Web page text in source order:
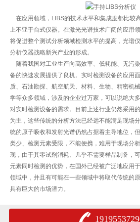
在应用领域，LIBS的技术水平和集成度都比较
上不亚于台式仪器。在激光光谱技术广阔的应用
将促进整个测试分析领域检测水平的提高，光谱
分析仪器战略新兴产业的形成。
随着我国对工业生产向高效率、低耗能、无污
备的快速发展提供了良机。实时检测设备的应用
质、石油勘探、航空航天、材料、生物、精密机
学等众多领域，涉及的企业过万家，可以说绝大
对实时检测设备的需求。目前上述行业仍然采用
为主，这些传统的分析方法已经远不能满足现场
统的原子吸收和发射光谱仍然占据着主导地位，
类少、检测元素受限，不能便携，难用于现场分
现，由于其零试剂消耗、几乎不需要样品制备，
元素同时检测的优势，在国外已经被广泛地应用
领域中，并且有可能在一些领域中将取代传统的
具有巨大的市场潜力。